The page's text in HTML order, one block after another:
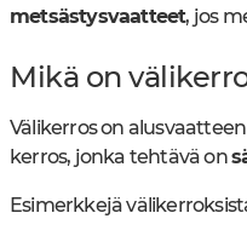
metsästysvaatteet, jos
Mikä on
Välikerros on
kerros, jonka tehtävä on
Esimerkkejä